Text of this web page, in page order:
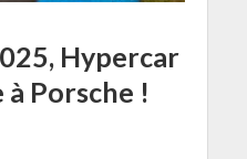
Hypercar
Porsche !